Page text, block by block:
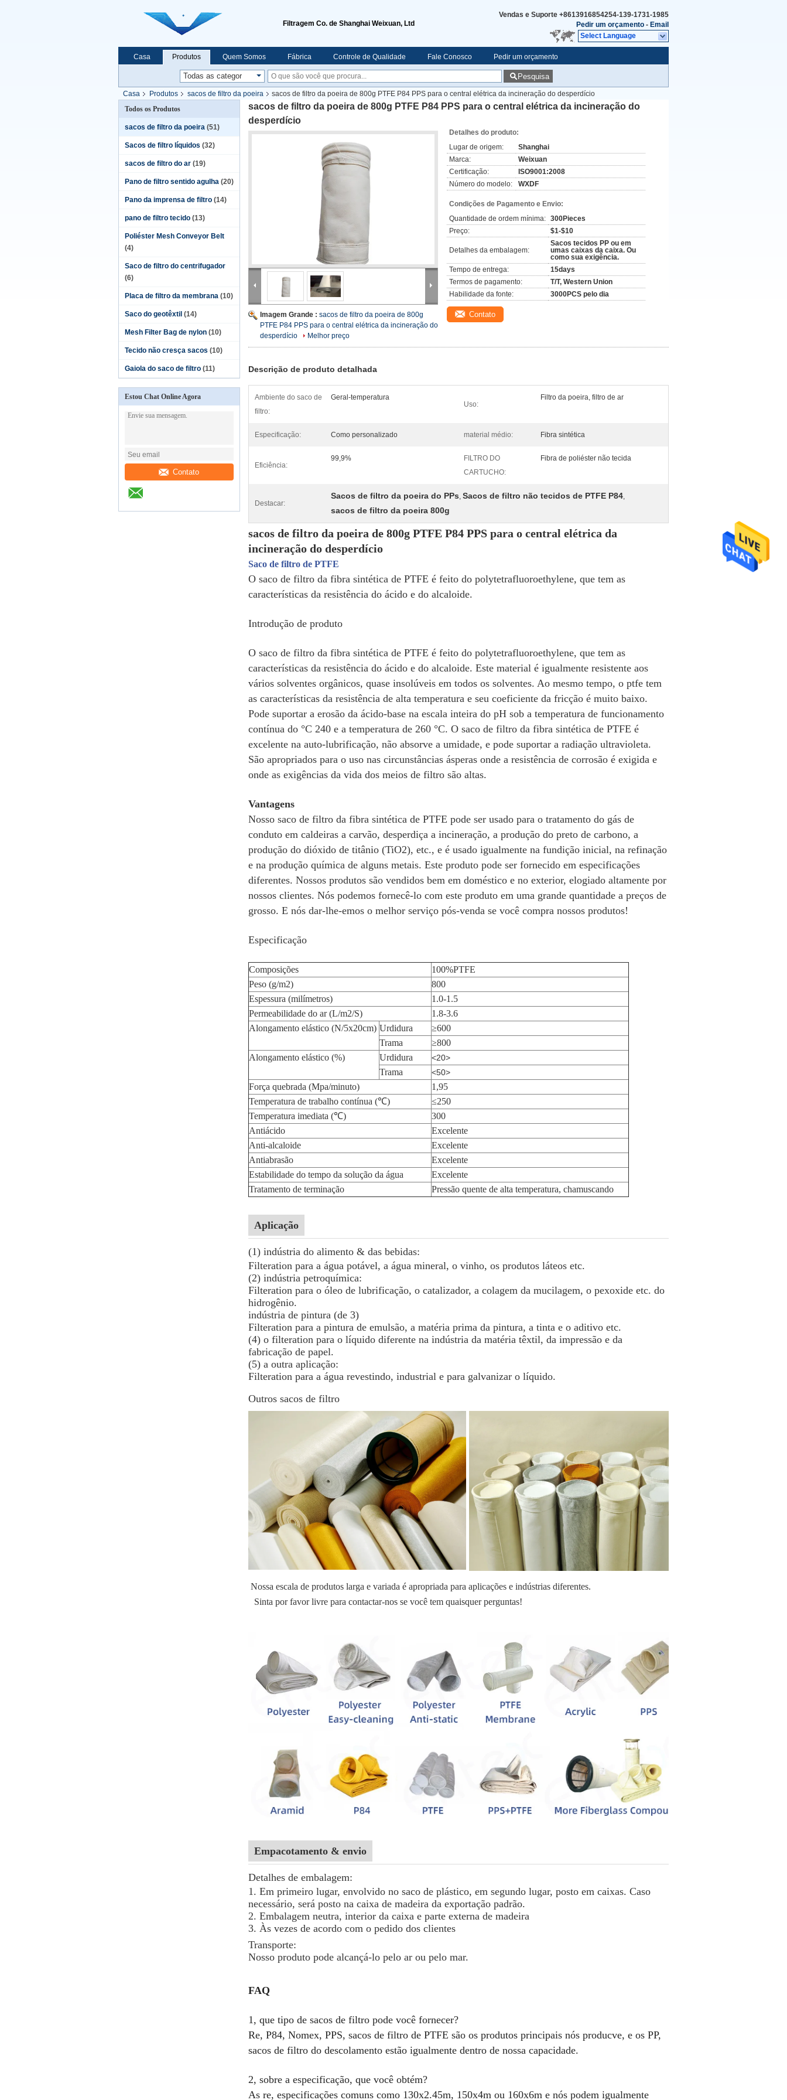
Filtragem Co. de Shanghai Weixuan, Ltd
Vendas e Suporte +8613916854254-139-1731-1985
Pedir um orçamento - Email
Select Language
Casa Produtos Quem Somos Fábrica Controle de Qualidade Fale Conosco Pedir um orçamento
Pesquisa
Casa Produtos sacos de filtro da poeira
sacos de filtro da poeira de 800g PTFE P84 PPS para o central elétrica da incineração do desperdício
Todos os Produtos
sacos de filtro da poeira (51)
Sacos de filtro líquidos (32)
sacos de filtro do ar (19)
Pano de filtro sentido agulha (20)
Pano da imprensa de filtro (14)
pano de filtro tecido (13)
Poliéster Mesh Conveyor Belt
(4)
Saco de filtro do centrifugador
(6)
Placa de filtro da membrana (10)
Saco do geotêxtil (14)
Mesh Filter Bag de nylon (10)
Tecido não cresça sacos (10)
Gaiola do saco de filtro (11)
Estou Chat Online Agora
Contato
sacos de filtro da poeira de 800g PTFE P84 PPS para o central elétrica da incineração do
desperdício
Imagem Grande : sacos de filtro da poeira de 800g
PTFE P84 PPS para o central elétrica da incineração do
desperdício
Melhor preço
Detalhes do produto:
Lugar de origem:
Shanghai
Marca:
Weixuan
Certificação:
ISO9001:2008
Número do modelo:
WXDF
Condições de Pagamento e Envio:
Quantidade de ordem mínima: 300Pieces
Preço:
$1-$10
Detalhes da embalagem:
Sacos tecidos PP ou em
umas caixas da caixa. Ou
como sua exigência.
Tempo de entrega:
15days
Termos de pagamento:
T/T, Western Union
Habilidade da fonte:
3000PCS pelo dia
Contato
Descrição de produto detalhada
Ambiente do saco de
filtro:
Geral-temperatura
Uso:
Filtro da poeira, filtro de ar
Especificação: Como personalizado material médio: Fibra sintética
Eficiência:
99,9%
FILTRO DO
CARTUCHO:
Fibra de poliéster não tecida
Destacar:
Sacos de filtro da poeira do PPs, Sacos de filtro não tecidos de PTFE P84,
sacos de filtro da poeira 800g
sacos de filtro da poeira de 800g PTFE P84 PPS para o central elétrica da
incineração do desperdício
Saco de filtro de PTFE
O saco de filtro da fibra sintética de PTFE é feito do polytetrafluoroethylene, que tem as
características da resistência do ácido e do alcaloide.
Introdução de produto
O saco de filtro da fibra sintética de PTFE é feito do polytetrafluoroethylene, que tem as
características da resistência do ácido e do alcaloide. Este material é igualmente resistente aos
vários solventes orgânicos, quase insolúveis em todos os solventes. Ao mesmo tempo, o ptfe tem
as características da resistência de alta temperatura e seu coeficiente da fricção é muito baixo.
Pode suportar a erosão da ácido-base na escala inteira do pH sob a temperatura de funcionamento
contínua do °C 240 e a temperatura de 260 °C. O saco de filtro da fibra sintética de PTFE é
excelente na auto-lubrificação, não absorve a umidade, e pode suportar a radiação ultravioleta.
São apropriados para o uso nas circunstâncias ásperas onde a resistência de corrosão é exigida e
onde as exigências da vida dos meios de filtro são altas.
Vantagens
Nosso saco de filtro da fibra sintética de PTFE pode ser usado para o tratamento do gás de
conduto em caldeiras a carvão, desperdiça a incineração, a produção do preto de carbono, a
produção do dióxido de titânio (TiO2), etc., e é usado igualmente na fundição inicial, na refinação
e na produção química de alguns metais. Este produto pode ser fornecido em especificações
diferentes. Nossos produtos são vendidos bem em doméstico e no exterior, elogiado altamente por
nossos clientes. Nós podemos fornecê-lo com este produto em uma grande quantidade a preços de
grosso. E nós dar-lhe-emos o melhor serviço pós-venda se você compra nossos produtos!
Especificação
Composições
100%PTFE
Peso (g/m2)
800
Espessura (milímetros)
1.0-1.5
Permeabilidade do ar (L/m2/S)
1.8-3.6
Alongamento elástico (N/5x20cm) Urdidura
≥600
Trama
≥800
Alongamento elástico (%)
Urdidura <20>
Trama <50>
Força quebrada (Mpa/minuto)
1,95
Temperatura de trabalho contínua (℃)
≤250
Temperatura imediata (℃)
300
Antiácido
Excelente
Anti-alcaloide
Excelente
Antiabrasão
Excelente
Estabilidade do tempo da solução da água
Excelente
Tratamento de terminação
Pressão quente de alta temperatura, chamuscando
Aplicação
(1) indústria do alimento & das bebidas:
Filteration para a água potável, a água mineral, o vinho, os produtos láteos etc.
(2) indústria petroquímica:
Filteration para o óleo de lubrificação, o catalizador, a colagem da mucilagem, o pexoxide etc. do
hidrogênio.
indústria de pintura (de 3)
Filteration para a pintura de emulsão, a matéria prima da pintura, a tinta e o aditivo etc.
(4) o filteration para o líquido diferente na indústria da matéria têxtil, da impressão e da
fabricação de papel.
(5) a outra aplicação:
Filteration para a água revestindo, industrial e para galvanizar o líquido.
Outros sacos de filtro
Nossa escala de produtos larga e variada é apropriada para aplicações e indústrias diferentes.
Sinta por favor livre para contactar-nos se você tem quaisquer perguntas!
Empacotamento & envio
Detalhes de embalagem:
1. Em primeiro lugar, envolvido no saco de plástico, em segundo lugar, posto em caixas. Caso
necessário, será posto na caixa de madeira da exportação padrão.
2. Embalagem neutra, interior da caixa e parte externa de madeira
3. Às vezes de acordo com o pedido dos clientes
Transporte:
Nosso produto pode alcançá-lo pelo ar ou pelo mar.
FAQ
1, que tipo de sacos de filtro pode você fornecer?
Re, P84, Nomex, PPS, sacos de filtro de PTFE são os produtos principais nós producve, e os PP,
sacos de filtro do descolamento estão igualmente dentro de nossa capacidade.
2, sobre a especificação, que você obtém?
As re, especificações comuns como 130x2.45m, 150x4m ou 160x6m e nós podem igualmente